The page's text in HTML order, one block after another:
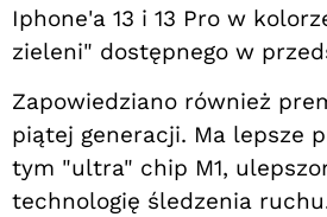
Iphone'a 13 i 13 Pro w
zieleni" dostępnego w
Zapowiedziano również
piątej generacji. Ma lepsze
tym "ultra" chip M1,
technologię śledzenia